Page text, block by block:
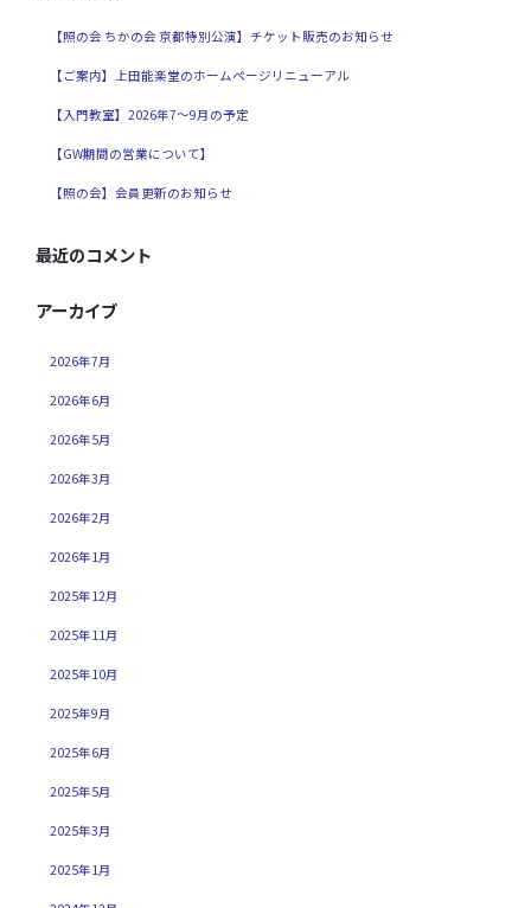
【照の会 ちかの会 京都特別公演】チケット販売のお知らせ
【ご案内】上田能楽堂のホームページリニューアル
【入門教室】2026年7～9月の予定
【GW期間の営業について】
【照の会】会員更新のお知らせ
最近のコメント
アーカイブ
2026年7月
2026年6月
2026年5月
2026年3月
2026年2月
2026年1月
2025年12月
2025年11月
2025年10月
2025年9月
2025年6月
2025年5月
2025年3月
2025年1月